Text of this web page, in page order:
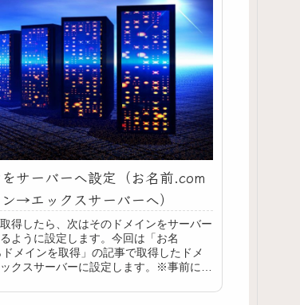
をサーバーへ設定（お名前.com
→エックスサーバーへ）
得したら、次はそのドメインをサーバー
ように設定します。今回は「お名
メインを取得」の記事で取得したドメ
クスサーバーに設定します。※事前にエ